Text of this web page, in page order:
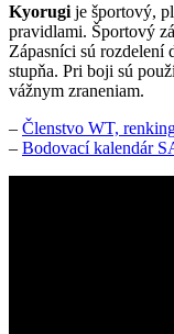
Kyorugi je športový,
pravidlami. Športový
Zápasníci sú
stupňa. Pri boji sú
vážnym zraneniam.
– Členstvo WT,
– Bodovací kalendár